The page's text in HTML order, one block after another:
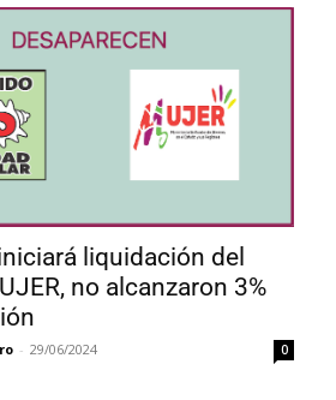
liquidación del
no alcanzaron 3%
- 29/06/2024 0